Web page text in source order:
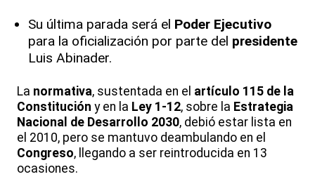
Su última parada será el Poder Ejecutivo
para la oficialización por parte del presidente
Luis Abinader.
La normativa, sustentada en el artículo 115 de la
Constitución y en la Ley 1-12, sobre la Estrategia
Nacional de Desarrollo 2030, debió estar lista en
el 2010, pero se mantuvo deambulando en el
Congreso, llegando a ser reintroducida en 13
ocasiones.